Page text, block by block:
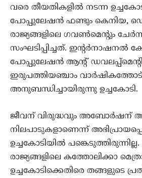
വരെ തീയതികളില്‍ നടന്ന
പോപ്പുലേഷന്‍ ഫണ്ടും കെനിയ,
രാജ്യങ്ങളിലെ ഗവണ്‍മെന്റും
സംഘടിപ്പിച്ചത്.
പോപ്പുലേഷന്‍ ആന്റ്
ഇരുപത്തിയഞ്ചാം വാര്‍ഷികത്തോട്
അനുബന്ധിച്ചായിരുന്നു ഉച്ചകോടി.
ജീവന് വിരുദ്ധവും അബോര്‍ഷന്
നിലപാടുകളാണെന്ന്
ഉച്ചകോടിയില്‍
രാജ്യങ്ങളിലെ കത്തോലിക്കാ
ഉച്ചകോടിക്കെതിരെ തങ്ങളുടെ